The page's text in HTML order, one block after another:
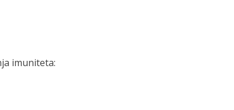
imuniteta: